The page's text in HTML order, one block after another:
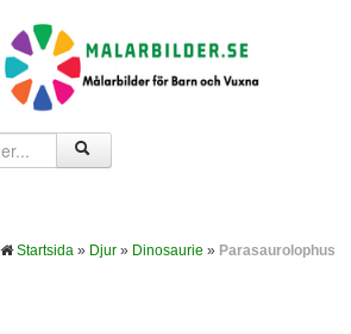
Startsida » Djur » Dinosaurie » Parasaurolophus